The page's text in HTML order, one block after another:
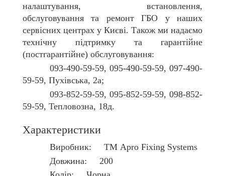
налаштування, встановлення,
обслуговування та ремонт ГБО у наших
сервісних центрах у Києві. Також ми надаємо
технічну підтримку та гарантійне
(постгарантійне) обслуговування:
093-490-59-59, 095-490-59-59, 097-490-
59-59, Пухівська, 2а;
093-852-59-59, 095-852-59-59, 098-852-
59-59, Тепловозна, 18д.
Характеристики
Виробник: ТМ Apro Fixing Systems
Довжина: 200